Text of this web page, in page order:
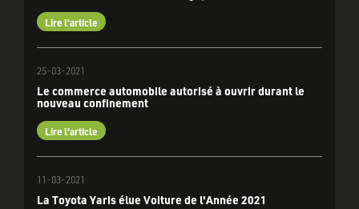
Lire l'article
25-03-2021
Le commerce automobile autorisé à ouvrir durant le
nouveau confinement
Lire l'article
11-03-2021
La Toyota Yaris élue Voiture de l'Année 2021